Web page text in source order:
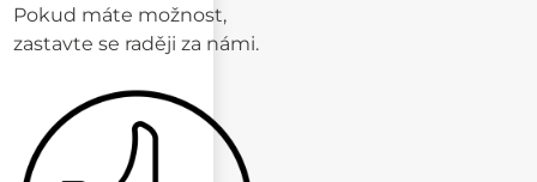
Pokud máte možnost,
zastavte se raději za námi.